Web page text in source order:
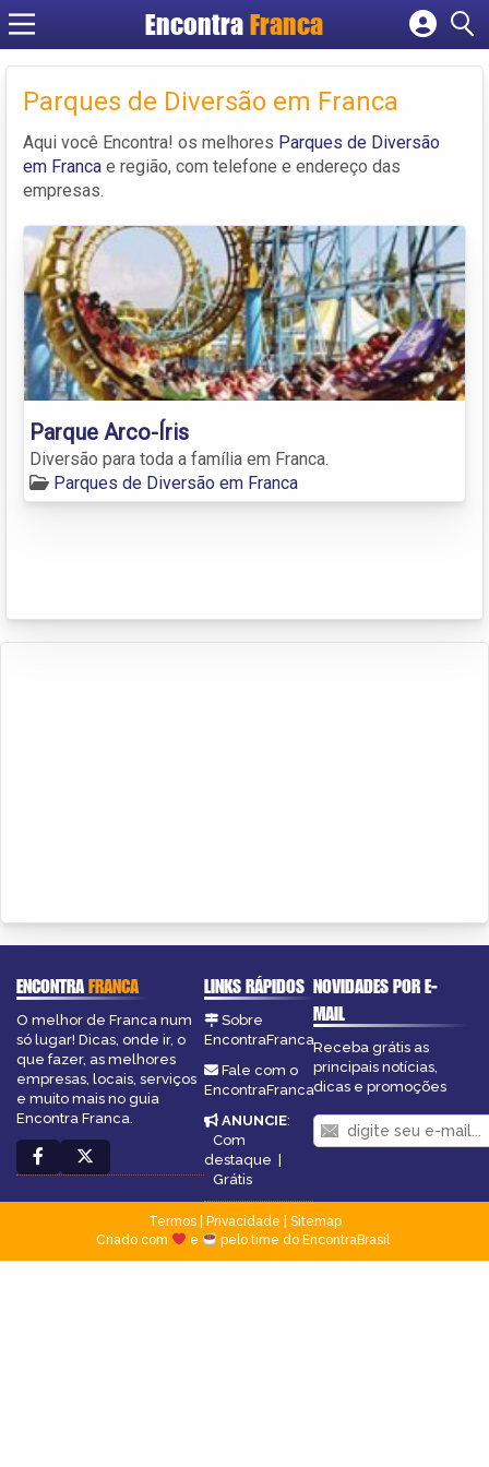
Encontra Franca
Cadastrar empresa
Fazer login
Criar conta
Parques de Diversão em Franca
Aqui você Encontra! os melhores Parques de Diversão
em Franca e região, com telefone e endereço das
empresas.
Parque Arco-Íris
Diversão para toda a família em Franca.
Parques de Diversão em Franca
ENCONTRAFRANCA
O melhor de Franca num
só lugar! Dicas, onde ir, o
que fazer, as melhores
empresas, locais, serviços
e muito mais no guia
Encontra Franca.
LINKS RÁPIDOS
Sobre
EncontraFranca
Fale com o
EncontraFranca
ANUNCIE:
Com
destaque |
Grátis
NOVIDADES POR E-
MAIL
Receba grátis as
principais notícias,
dicas e promoções
Termos| Privacidade
Sitemap
Criado com
e pelo time do EncontraBrasil